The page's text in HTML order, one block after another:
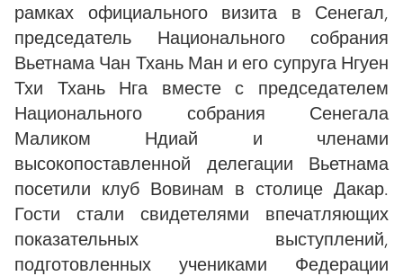
рамках официального визита в Сенегал,
председатель Национального собрания
Вьетнама Чан Тхань Ман и его супруга Нгуен
Тхи Тхань Нга вместе с председателем
Национального собрания Сенегала
Маликом Ндиай и членами
высокопоставленной делегации Вьетнама
посетили клуб Вовинам в столице Дакар.
Гости стали свидетелями впечатляющих
показательных выступлений,
подготовленных учениками Федерации